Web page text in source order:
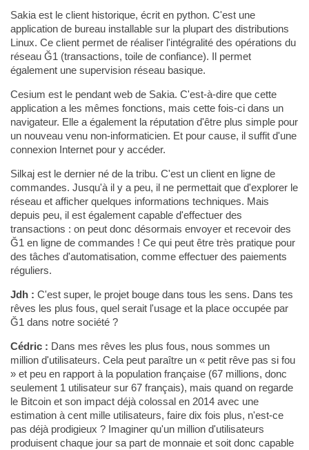
Sakia est le client historique, écrit en python. C'est une
application de bureau installable sur la plupart des distributions
Linux. Ce client permet de réaliser l'intégralité des opérations du
réseau Ğ1 (transactions, toile de confiance). Il permet
également une supervision réseau basique.
Cesium est le pendant web de Sakia. C'est-à-dire que cette
application a les mêmes fonctions, mais cette fois-ci dans un
navigateur. Elle a également la réputation d'être plus simple pour
un nouveau venu non-informaticien. Et pour cause, il suffit d'une
connexion Internet pour y accéder.
Silkaj est le dernier né de la tribu. C'est un client en ligne de
commandes. Jusqu'à il y a peu, il ne permettait que d'explorer le
réseau et afficher quelques informations techniques. Mais
depuis peu, il est également capable d'effectuer des
transactions : on peut donc désormais envoyer et recevoir des
Ğ1 en ligne de commandes ! Ce qui peut être très pratique pour
des tâches d'automatisation, comme effectuer des paiements
réguliers.
Jdh : C'est super, le projet bouge dans tous les sens. Dans tes
rêves les plus fous, quel serait l'usage et la place occupée par
Ğ1 dans notre société ?
Cédric : Dans mes rêves les plus fous, nous sommes un
million d'utilisateurs. Cela peut paraître un « petit rêve pas si fou
» et peu en rapport à la population française (67 millions, donc
seulement 1 utilisateur sur 67 français), mais quand on regarde
le Bitcoin et son impact déjà colossal en 2014 avec une
estimation à cent mille utilisateurs, faire dix fois plus, n'est-ce
pas déjà prodigieux ? Imaginer qu'un million d'utilisateurs
produisent chaque jour sa part de monnaie et soit donc capable